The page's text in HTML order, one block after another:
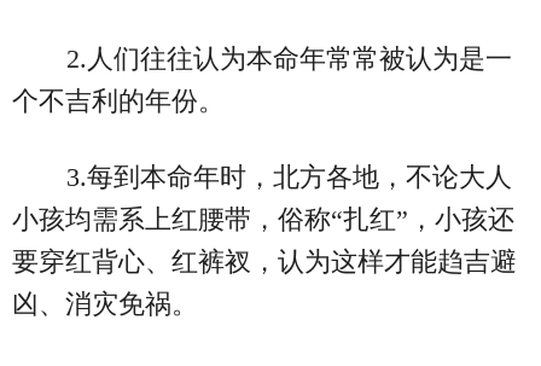
2.人们往往认为本命年常常被认为是一
个不吉利的年份。
3.每到本命年时，北方各地，不论大人
小孩均需系上红腰带，俗称“扎红”，小孩还
要穿红背心、红裤衩，认为这样才能趋吉避
凶、消灾免祸。